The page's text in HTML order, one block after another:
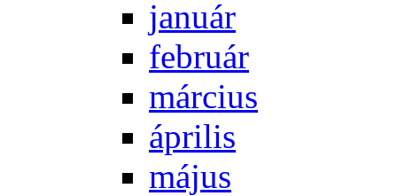
ja­nu­ár
feb­ru­ár
már­ci­us
áp­ri­lis
má­jus